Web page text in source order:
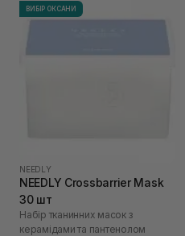
ВИБІР ОКСАНИ
NEEDLY
NEEDLY Crossbarrier Mask
30 шт
Набір тканинних масок з
керамідами та пантенолом